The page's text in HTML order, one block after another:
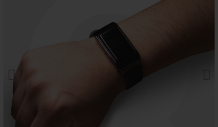
Mira nuestros productos en acción en el
canal oficial de YouTube
Mira sin ser visto.Haz clic aquí.